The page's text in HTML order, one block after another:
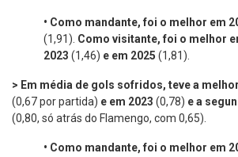
• Como mandante, foi o melhor em
(1,91). Como visitante, foi o melhor
2023 (1,46) e em 2025 (1,81).
> Em média de gols sofridos, teve a
(0,67 por partida) e em 2023 (0,78) e a
(0,80, só atrás do Flamengo, com 0,65).
• Como mandante, foi o melhor em